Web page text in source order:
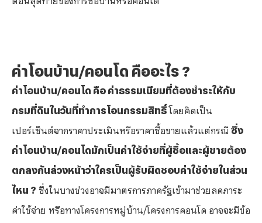
ค่าโอนบ้าน/คอนโด คืออะไร ?
ค่าโอนบ้าน/คอนโด คือ ค่าธรรมเนียมที่ต้องชำระให้กับ
กรมที่ดินในวันที่ทำการโอนกรรมสิทธิ์ โดยคิดเป็น
เปอร์เซ็นต์จากราคาประเมินหรือราคาซื้อขายแล้วแต่กรณี ซึ่ง
ค่าโอนบ้าน/คอนโดมักเป็นค่าใช้จ่ายที่ผู้ซื้อและผู้ขายต้อง
ตกลงกันล่วงหน้าว่าใครเป็นผู้รับผิดชอบค่าใช้จ่ายในส่วน
ไหน ? ซึ่งในบางช่วงอาจมีมาตรการภาครัฐเข้ามาช่วยลดภาระ
ค่าใช้จ่าย หรือทางโครงการหมู่บ้าน/โครงการคอนโด อาจจะมีข้อ